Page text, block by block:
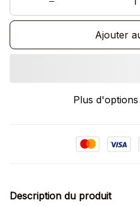
Ajouter
Plus
Description du produit